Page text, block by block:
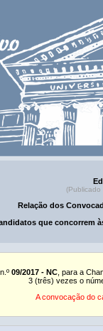
(Publicado
Relação dos
que concorrem
09/2017 - NC , para a
3 (três) vezes o
A convocação do